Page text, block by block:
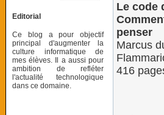
Editorial
Ce blog a pour objectif
principal d'augmenter la
culture informatique de
mes élèves. Il a aussi pour
ambition de refléter
l'actualité technologique
dans ce domaine.
Le code
penser
Marcus
416